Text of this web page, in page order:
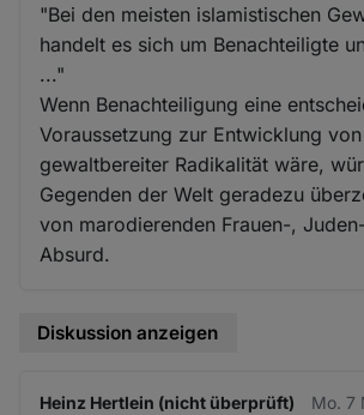
"Bei den meisten islamistischen
handelt es sich um Benachteiligte
..."
Wenn Benachteiligung eine
Voraussetzung zur Entwicklung von
gewaltbereiter Radikalität wäre,
Gegenden der Welt geradezu
von marodierenden Frauen-,
Absurd.
Diskussion anzeigen
Heinz Hertlein (nicht überprüft) Mo. 7